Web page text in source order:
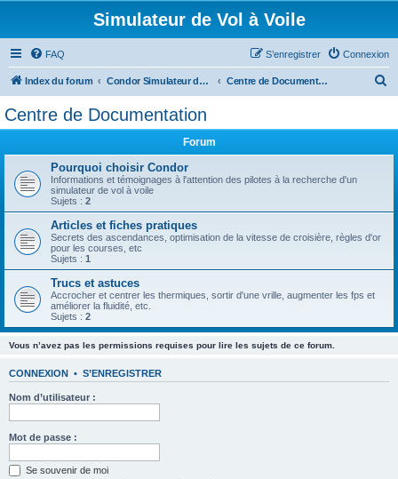
Simulateur de Vol à Voile
FAQ Connexion
S’enregistrer
Index du forum Condor Simulateur de Vol à Voile Centre de Documentation
r
Centre de Documentation
Forum
Pourquoi choisir Condor
Informations et témoignages à l'attention des pilotes à la recherche d'un
simulateur de vol à voile
Sujets : 2
Articles et fiches pratiques
Secrets des ascendances, optimisation de la vitesse de croisière, règles d'or
pour les courses, etc
Sujets : 1
Trucs et astuces
Accrocher et centrer les thermiques, sortir d'une vrille, augmenter les fps et
améliorer la fluidité, etc.
Sujets : 2
Vous n’avez pas les permissions requises pour lire les sujets de ce forum.
CONNEXION • S’ENREGISTRER
Nom d’utilisateur :
Mot de passe :
Se souvenir de moi